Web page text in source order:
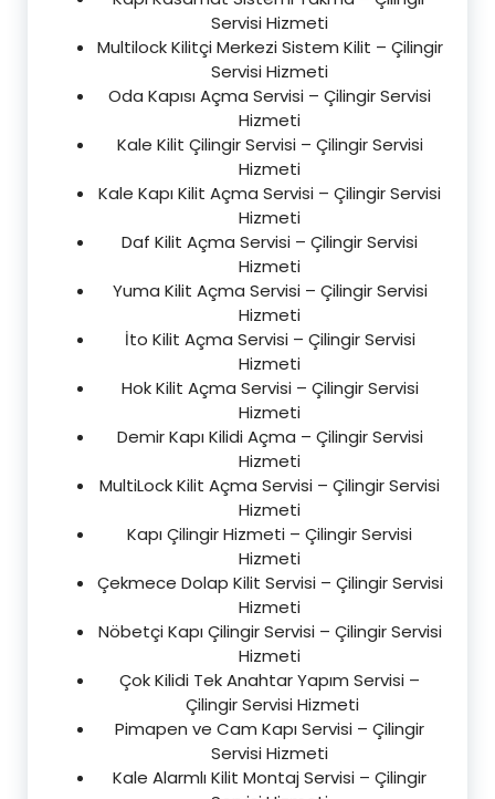
Servisi Hizmeti
Multilock Kilitçi Merkezi Sistem Kilit – Çilingir
Servisi Hizmeti
Oda Kapısı Açma Servisi – Çilingir Servisi
Hizmeti
Kale Kilit Çilingir Servisi – Çilingir Servisi
Hizmeti
Kale Kapı Kilit Açma Servisi – Çilingir Servisi
Hizmeti
Daf Kilit Açma Servisi – Çilingir Servisi
Hizmeti
Yuma Kilit Açma Servisi – Çilingir Servisi
Hizmeti
İto Kilit Açma Servisi – Çilingir Servisi
Hizmeti
Hok Kilit Açma Servisi – Çilingir Servisi
Hizmeti
Demir Kapı Kilidi Açma – Çilingir Servisi
Hizmeti
MultiLock Kilit Açma Servisi – Çilingir Servisi
Hizmeti
Kapı Çilingir Hizmeti – Çilingir Servisi
Hizmeti
Çekmece Dolap Kilit Servisi – Çilingir Servisi
Hizmeti
Nöbetçi Kapı Çilingir Servisi – Çilingir Servisi
Hizmeti
Çok Kilidi Tek Anahtar Yapım Servisi –
Çilingir Servisi Hizmeti
Pimapen ve Cam Kapı Servisi – Çilingir
Servisi Hizmeti
Kale Alarmlı Kilit Montaj Servisi – Çilingir